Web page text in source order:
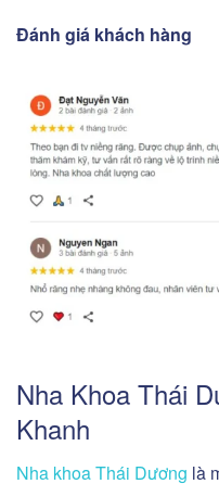
Đánh giá khách hàng
Nha Khoa Thái
Khanh
Nha khoa Thái Dương là